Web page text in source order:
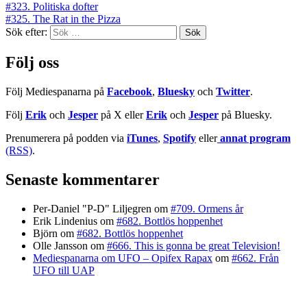
#323. Politiska dofter
#325. The Rat in the Pizza
Sök efter:
Följ oss
Följ Mediespanarna på Facebook, Bluesky och Twitter.
Följ Erik och Jesper på X ellerErik och Jesper på Bluesky.
Prenumerera på podden via iTunes, Spotify eller annat program
(RSS).
Senaste kommentarer
Per-Daniel "P-D" Liljegren om #709. Ormens år
Erik Lindenius om #682. Bottlös hoppenhet
Björn om #682. Bottlös hoppenhet
Olle Jansson om #666. This is gonna be great Television!
Mediespanarna om UFO – Opifex Rapax om #662. Från
UFO till UAP